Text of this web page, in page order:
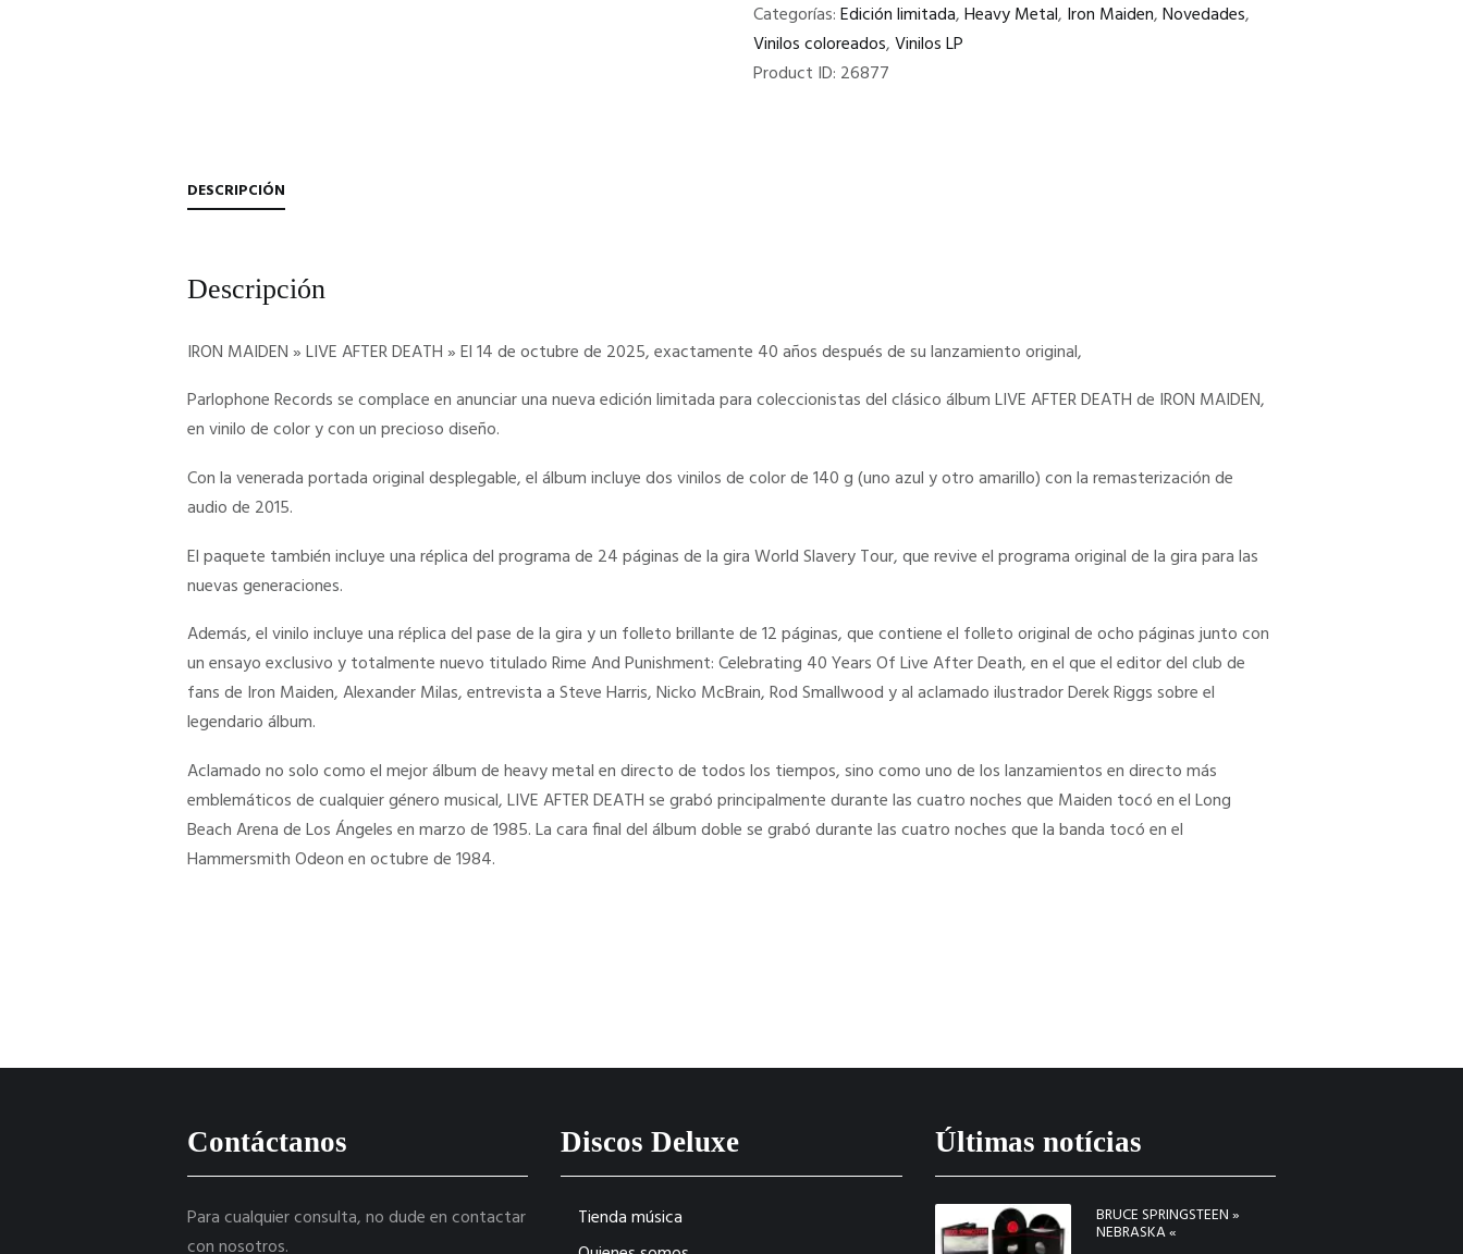
AFTER
DEATH
"
COLOR.
Categorías:Edición limitada,Heavy Metal, Iron Maiden,Novedades,
Vinilos coloreados,Vinilos LP
Product ID: 26877
DESCRIPCIÓN
Descripción
IRON MAIDEN » LIVE AFTER DEATH » El 14 de octubre de 2025, exactamente 40 años después de su lanzamiento original,
Parlophone Records se complace en anunciar una nueva edición limitada para coleccionistas del clásico álbum LIVE AFTER DEATH de IRON MAIDEN,
en vinilo de color y con un precioso diseño.
Con la venerada portada original desplegable, el álbum incluye dos vinilos de color de 140 g (uno azul y otro amarillo) con la remasterización de
audio de 2015.
El paquete también incluye una réplica del programa de 24 páginas de la gira World Slavery Tour, que revive el programa original de la gira para las
nuevas generaciones.
Además, el vinilo incluye una réplica del pase de la gira y un folleto brillante de 12 páginas, que contiene el folleto original de ocho páginas junto con
un ensayo exclusivo y totalmente nuevo titulado Rime And Punishment: Celebrating 40 Years Of Live After Death, en el que el editor del club de
fans de Iron Maiden, Alexander Milas, entrevista a Steve Harris, Nicko McBrain, Rod Smallwood y al aclamado ilustrador Derek Riggs sobre el
legendario álbum.
Aclamado no solo como el mejor álbum de heavy metal en directo de todos los tiempos, sino como uno de los lanzamientos en directo más
emblemáticos de cualquier género musical, LIVE AFTER DEATH se grabó principalmente durante las cuatro noches que Maiden tocó en el Long
Beach Arena de Los Ángeles en marzo de 1985. La cara final del álbum doble se grabó durante las cuatro noches que la banda tocó en el
Hammersmith Odeon en octubre de 1984.
Contáctanos
Para cualquier consulta, no dude en contactar
con nosotros.
Discos Deluxe
Tienda música
Últimas notícias
BRUCE SPRINGSTEEN »
NEBRASKA «